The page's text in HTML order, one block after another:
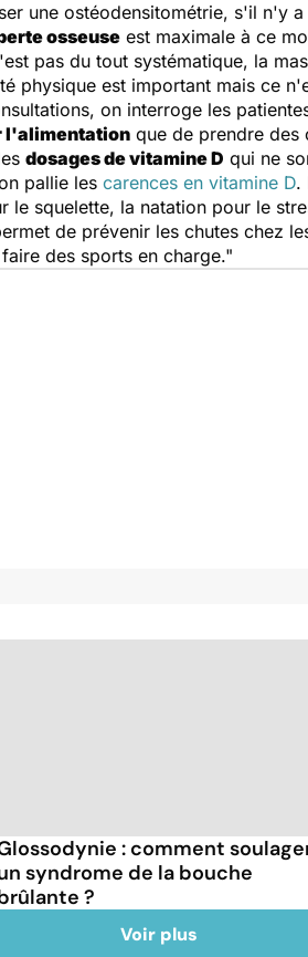
une ostéodensitométrie, s'il n'y
osseuse est maximale à ce
pas du tout systématique, la
physique est important mais ce
on interroge les
l'alimentation que de prendre des
dosages de vitamine D qui ne
pallie les carences en vitamine D.
squelette, la natation pour le
de prévenir les chutes chez
des sports en charge."
: comment
syndrome de la bouche
?
Voir plus